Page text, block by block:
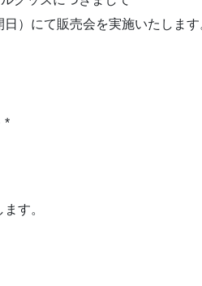
）にて販売会を実施いたします
*
す。